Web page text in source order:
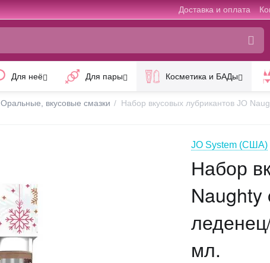
Доставка и оплата
Для неё Для пары Косметика и БАДы
Оральные, вкусовые смазки / Набор вкусовых лубрикантов JO
JO System (США)
Набор
Naughty
мл.